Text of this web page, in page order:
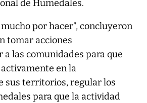
de Humedales.
por hacer”, concluyeron
tomar acciones
a las comunidades para que
en la
sus territorios, regular los
para que la actividad